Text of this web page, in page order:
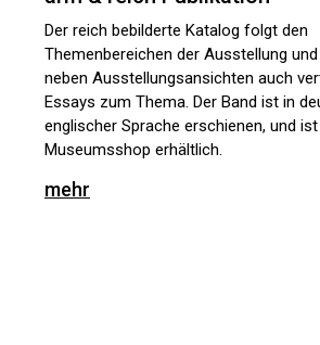
Der reich bebilderte Katalog folgt den
Themenbereichen der Ausstellung
neben Ausstellungsansichten auch
Essays zum Thema. Der Band ist in
englischer Sprache erschienen, und
Museumsshop erhältlich.
mehr